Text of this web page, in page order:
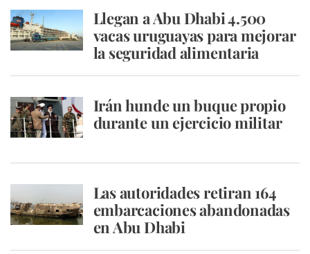
Llegan a Abu Dhabi 4.500
vacas uruguayas para mejorar
la seguridad alimentaria
Irán hunde un buque propio
durante un ejercicio militar
Las autoridades retiran 164
embarcaciones abandonadas
en Abu Dhabi